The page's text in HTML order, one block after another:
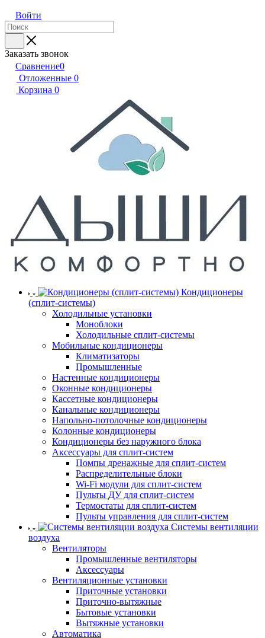
Войти
Заказать звонок
Сравнение0
Отложенные 0
Корзина 0
Кондиционеры
(сплит-системы)
Холодильные установки
Моноблоки
Холодильные сплит-системы
Мобильные кондиционеры
Климатизаторы
Промышленные
Настенные кондиционеры
Оконные кондиционеры
Кассетные кондиционеры
Канальные кондиционеры
Напольно-потолочные кондиционеры
Колонные кондиционеры
Кондиционеры без наружного блока
Аксессуары для сплит-систем
Помпы дренажные для сплит-систем
Распределительные блоки
Wi-Fi модули для сплит-систем
Пульты ДУ для сплит-систем
Термостаты для сплит-систем
Пульты управления для сплит-систем
Системы вентиляции
воздуха
Вентиляторы
Промышленные вентиляторы
Аксессуары
Вентиляционные установки
Приточные установки
Приточно-вытяжные
Бытовые установки
Вытяжные установки
Автоматика